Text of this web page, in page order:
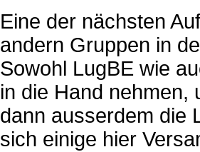
Eine der nächsten
andern Gruppen in
Sowohl LugBE wie
in die Hand nehmen,
dann ausserdem die
sich einige hier